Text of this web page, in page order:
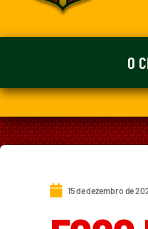
O
15 de dezembro de